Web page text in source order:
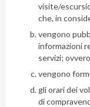
visite/
che, in
vengono
informazioni
servizi; ovvero
vengono
gli orari dei
di